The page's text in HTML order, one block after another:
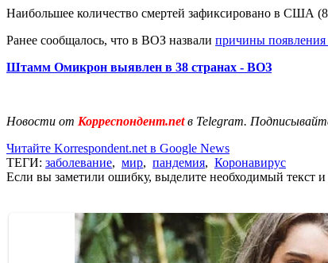
Наибольшее количество смертей зафиксировано в США
Ранее сообщалось, что в ВОЗ назвали причины
Штамм Омикрон выявлен в 38 странах - ВОЗ
Новости от Корреспондент.netв Telegram.
Читайте Korrespondent.net в Google News
ТЕГИ: заболевание, мир, пандемия, Коронавирус
Если вы заметили ошибку, выделите необходимый текст